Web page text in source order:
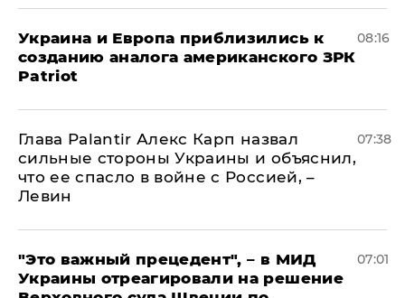
Украина и Европа приблизились к
созданию аналога американского ЗРК
Patriot
08:16
Глава Palantir Алекс Карп назвал
сильные стороны Украины и объяснил,
что ее спасло в войне с Россией, –
Левин
07:38
"Это важный прецедент", – в МИД
Украины отреагировали на решение
07:01